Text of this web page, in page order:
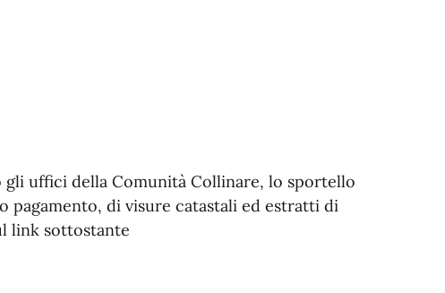
gli uffici della Comunità Collinare, lo sportello
di visure catastali ed estratti di
link sottostante